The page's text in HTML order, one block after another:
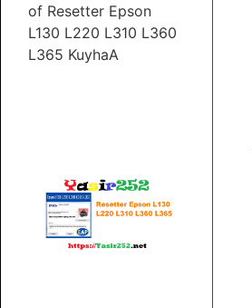
of Resetter Epson
L130 L220 L310 L360
L365 KuyhaA